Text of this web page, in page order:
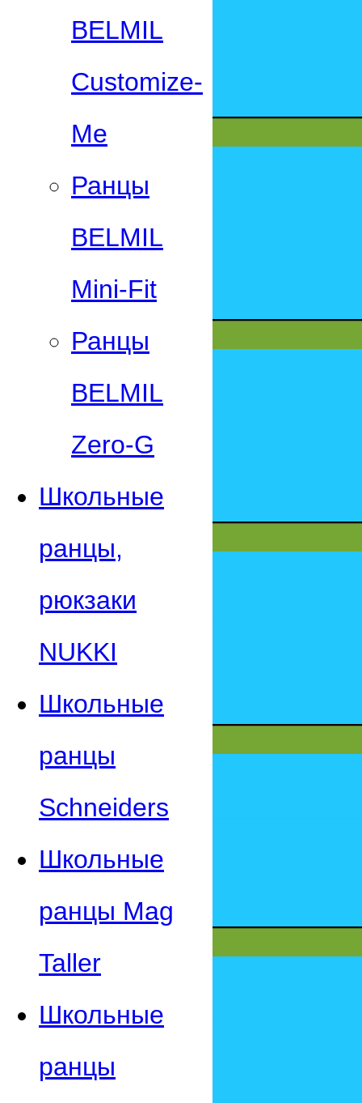
BELMIL
Customize-
Me
Ранцы
BELMIL
Mini-Fit
Ранцы
BELMIL
Zero-G
Школьные
ранцы,
рюкзаки
NUKKI
Школьные
ранцы
Schneiders
Школьные
ранцы Mag
Taller
Школьные
ранцы